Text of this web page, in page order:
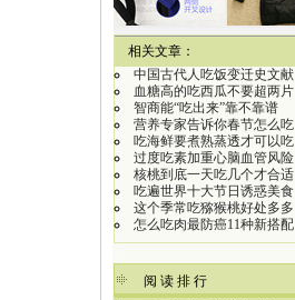
相关文章：
中国古代人吃饭变迁史文献
血糖高的吃西瓜不要超两片
智商能“吃出来”靠不靠谱
营养专家告诉你春节怎么吃
吃海鲜要煮熟蒸透才可以吃
过度吃素加重心脑血管风险
核桃到底一天吃几个才合适
吃遍世界十大节日诱惑美食
这个季常吃猕猴桃好处多多
怎么吃肉最防癌11种新搭配
阅 读 排 行